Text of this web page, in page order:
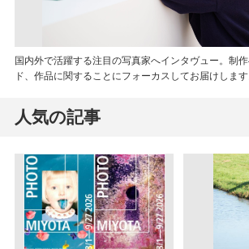
国内外で活躍する注目の写真家へインタヴュー。制
ド、作品に関することにフォーカスしてお届けします
人気の記事